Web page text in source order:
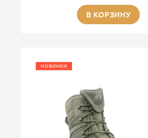
В КОРЗИНУ
НОВИНКИ